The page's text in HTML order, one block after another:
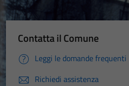
Contatta il Comune
Leggi le domande frequenti
Richiedi assistenza